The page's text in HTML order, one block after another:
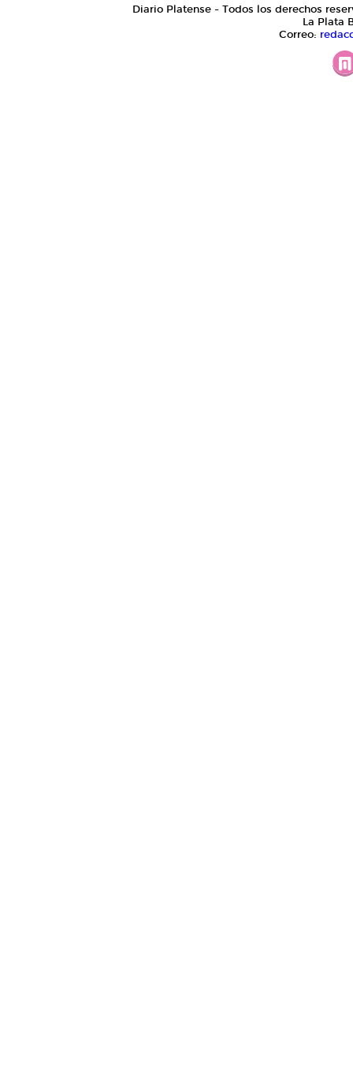
Diario Platense - Todos los derechos
La Plata
Correo: